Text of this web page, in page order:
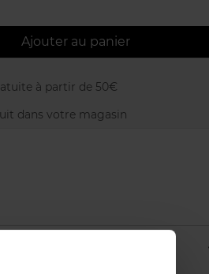
Ajouter au panier
à partir de 50€
dans votre magasin